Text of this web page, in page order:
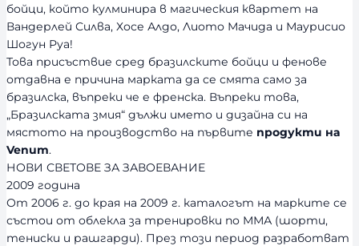
бойци, който кулминира в магическия квартет на
Вандерлей Силва, Хосе Алдо, Лиото Мачида и Маурисио
Шогун Руа!
Това присъствие сред бразилските бойци и фенове
отдавна е причина марката да се смята само за
бразилска, въпреки че е френска. Въпреки това,
„Бразилската змия“ дължи името и дизайна си на
мястото на производство на първите продукти на
Venum.
НОВИ СВЕТОВЕ ЗА ЗАВОЕВАНИЕ
2009 година
От 2006 г. до края на 2009 г. каталогът на марките се
състои от облекла за тренировки по ММА (шорти,
тениски и рашгарди). През този период разработват